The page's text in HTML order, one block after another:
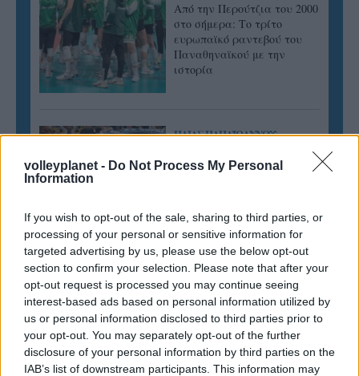
volleyplanet - Do Not Process My Personal
Information
If you wish to opt-out of the sale, sharing to third parties, or
processing of your personal or sensitive information for
targeted advertising by us, please use the below opt-out
section to confirm your selection. Please note that after your
opt-out request is processed you may continue seeing
interest-based ads based on personal information utilized by
us or personal information disclosed to third parties prior to
your opt-out. You may separately opt-out of the further
disclosure of your personal information by third parties on the
IAB’s list of downstream participants. This information may
Από την Περούτζια του 2000
στο σήμερα: Tο τρίτο
ευρωπαϊκό ραντεβού του
Παναθηναϊκού με την
ιστορία
ΗΛΙΑΣ ΠΑΠΑΪΩΑΝΝΟΥ
Αναγνώριση και σεβασμός